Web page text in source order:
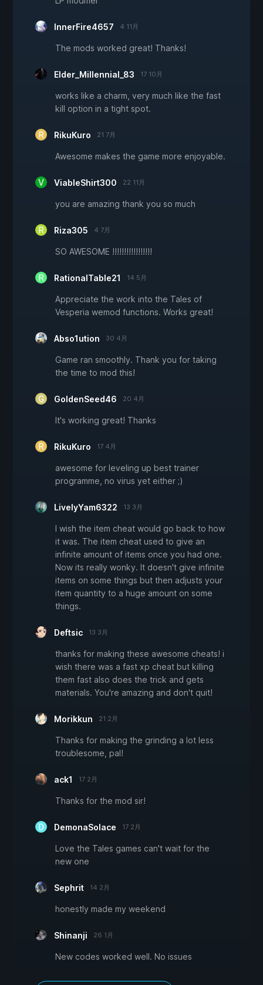
InnerFire4657 4 11月
The mods worked great! Thanks!
Elder_Millennial_83 17 10月
works like a charm, very much like the fast
kill option in a tight spot.
RikuKuro 21 7月
Awesome makes the game more enjoyable.
ViableShirt300 22 11月
you are amazing thank you so much
Riza305 4 7月
SO AWESOME !!!!!!!!!!!!!!!!!
RationalTable21 14 5月
Appreciate the work into the Tales of
Vesperia wemod functions. Works great!
Abso1ution 30 4月
Game ran smoothly. Thank you for taking
the time to mod this!
GoldenSeed46 20 4月
It's working great! Thanks
RikuKuro 17 4月
awesome for leveling up best trainer
programme, no virus yet either ;)
LivelyYam6322 13 3月
I wish the item cheat would go back to how
it was. The item cheat used to give an
infinite amount of items once you had one.
Now its really wonky. It doesn't give infinite
items on some things but then adjusts your
item quantity to a huge amount on some
things.
Deftsic 13 3月
thanks for making these awesome cheats! i
wish there was a fast xp cheat but killing
them fast also does the trick and gets
materials. You're amazing and don't quit!
Morikkun 21 2月
Thanks for making the grinding a lot less
troublesome, pal!
ack1 17 2月
Thanks for the mod sir!
DemonaSolace 17 2月
Love the Tales games can't wait for the
new one
Sephrit 14 2月
honestly made my weekend
Shinanji 26 1月
New codes worked well. No issues